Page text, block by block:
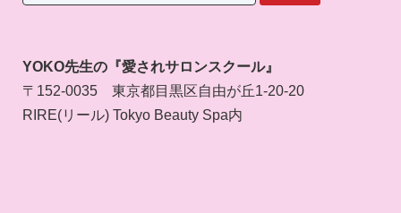
索:
YOKO先生の『愛されサロンスクール』
〒152-0035 東京都目黒区自由が丘1-20-20
RIRE(リール) Tokyo Beauty Spa内